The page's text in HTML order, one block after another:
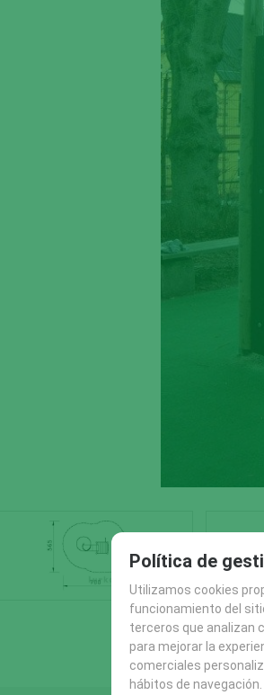
Política de
Utilizamos cookies
funcionamiento del
terceros que analizan
para mejorar la
comerciales
hábitos de